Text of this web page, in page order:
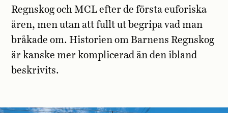
Regnskog och MCL efter de första euforiska
åren, men utan att fullt ut begripa vad man
bråkade om. Historien om Barnens Regnskog
är kanske mer komplicerad än den ibland
beskrivits.